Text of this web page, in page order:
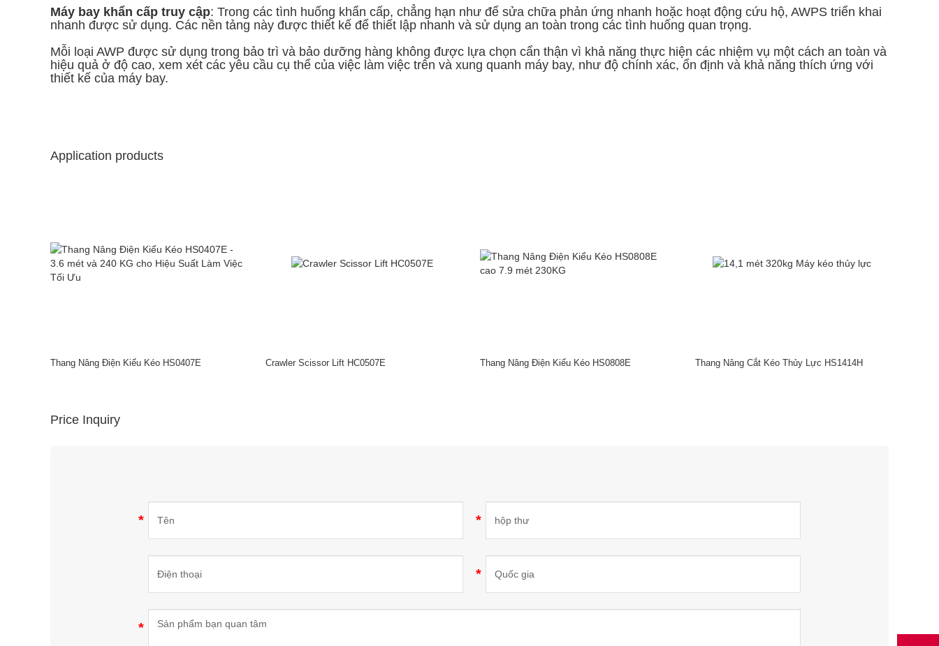
Máy bay khẩn cấp truy cập: Trong các tình huống khẩn cấp, chẳng hạn như để sửa chữa phản ứng nhanh hoặc hoạt động cứu hộ, AWPS triển khai
nhanh được sử dụng. Các nền tảng này được thiết kế để thiết lập nhanh và sử dụng an toàn trong các tình huống quan trọng.
Mỗi loại AWP được sử dụng trong bảo trì và bảo dưỡng hàng không được lựa chọn cẩn thận vì khả năng thực hiện các nhiệm vụ một cách an toàn và
hiệu quả ở độ cao, xem xét các yêu cầu cụ thể của việc làm việc trên và xung quanh máy bay, như độ chính xác, ổn định và khả năng thích ứng với
thiết kế của máy bay.
Application products
Thang Nâng Điện Kiểu Kéo HS0407E Crawler Scissor Lift HC0507E Thang Nâng Điện Kiểu Kéo HS0808E Thang Nâng Cắt Kéo Thủy Lực HS1414H
Price Inquiry